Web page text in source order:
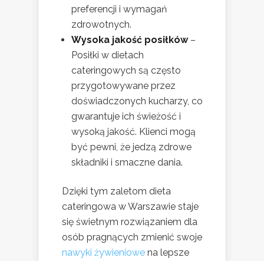
preferencji i wymagań
zdrowotnych.
Wysoka jakość posiłków–
Posiłki w dietach
cateringowych są często
przygotowywane przez
doświadczonych kucharzy, co
gwarantuje ich świeżość i
wysoką jakość. Klienci mogą
być pewni, że jedzą zdrowe
składniki i smaczne dania.
Dzięki tym zaletom dieta
cateringowa w Warszawie staje
się świetnym rozwiązaniem dla
osób pragnących zmienić swoje
nawyki żywieniowe na lepsze